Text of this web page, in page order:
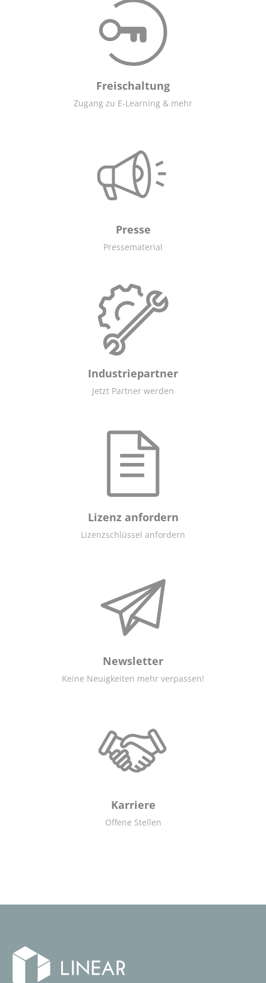
Freischaltung
Zugang zu E-Learning & mehr
Presse
Pressematerial
Industriepartner
Jetzt Partner werden
Lizenz anfordern
Lizenzschlüssel anfordern
Newsletter
Keine Neuigkeiten mehr verpassen!
Karriere
Offene Stellen